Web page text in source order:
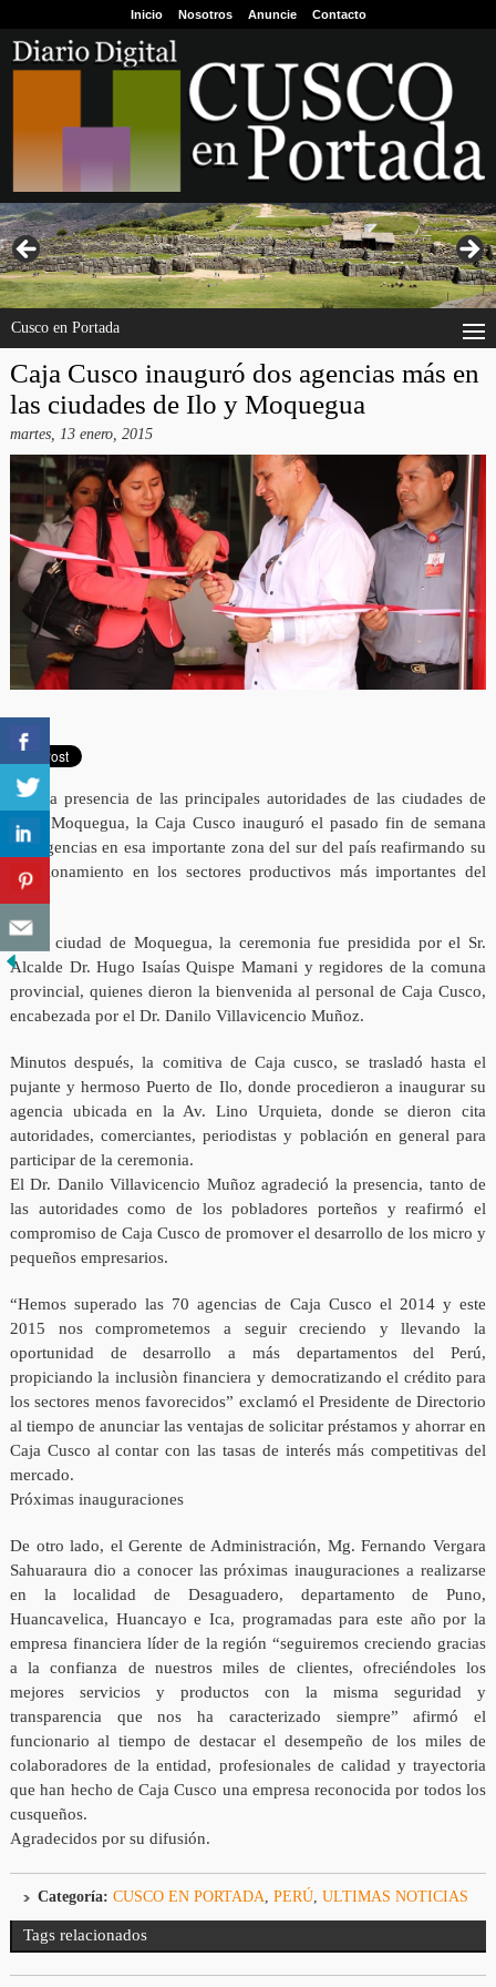
Inicio Nosotros Anuncie Contacto
Cusco en Portada
Caja Cusco inauguró dos agencias más en
las ciudades de Ilo y Moquegua
martes, 13 enero, 2015
Con la presencia de las principales autoridades de las ciudades de
Ilo y Moquegua, la Caja Cusco inauguró el pasado fin de semana
sus agencias en esa importante zona del sur del país reafirmando su
posicionamiento en los sectores productivos más importantes del
Perú.
En la ciudad de Moquegua, la ceremonia fue presidida por el Sr.
Alcalde Dr. Hugo Isaías Quispe Mamani y regidores de la comuna
provincial, quienes dieron la bienvenida al personal de Caja Cusco,
encabezada por el Dr. Danilo Villavicencio Muñoz.
Minutos después, la comitiva de Caja cusco, se trasladó hasta el
pujante y hermoso Puerto de Ilo, donde procedieron a inaugurar su
agencia ubicada en la Av. Lino Urquieta, donde se dieron cita
autoridades, comerciantes, periodistas y población en general para
participar de la ceremonia.
El Dr. Danilo Villavicencio Muñoz agradeció la presencia, tanto de
las autoridades como de los pobladores porteños y reafirmó el
compromiso de Caja Cusco de promover el desarrollo de los micro y
pequeños empresarios.
“Hemos superado las 70 agencias de Caja Cusco el 2014 y este
2015 nos comprometemos a seguir creciendo y llevando la
oportunidad de desarrollo a más departamentos del Perú,
propiciando la inclusiòn financiera y democratizando el crédito para
los sectores menos favorecidos” exclamó el Presidente de Directorio
al tiempo de anunciar las ventajas de solicitar préstamos y ahorrar en
Caja Cusco al contar con las tasas de interés más competitivas del
mercado.
Próximas inauguraciones
De otro lado, el Gerente de Administración, Mg. Fernando Vergara
Sahuaraura dio a conocer las próximas inauguraciones a realizarse
en la localidad de Desaguadero, departamento de Puno,
Huancavelica, Huancayo e Ica, programadas para este año por la
empresa financiera líder de la región “seguiremos creciendo gracias
a la confianza de nuestros miles de clientes, ofreciéndoles los
mejores servicios y productos con la misma seguridad y
transparencia que nos ha caracterizado siempre” afirmó el
funcionario al tiempo de destacar el desempeño de los miles de
colaboradores de la entidad, profesionales de calidad y trayectoria
que han hecho de Caja Cusco una empresa reconocida por todos los
cusqueños.
Agradecidos por su difusión.
Categoría: CUSCO EN PORTADA, PERÚ, ULTIMAS NOTICIAS
Tags relacionados